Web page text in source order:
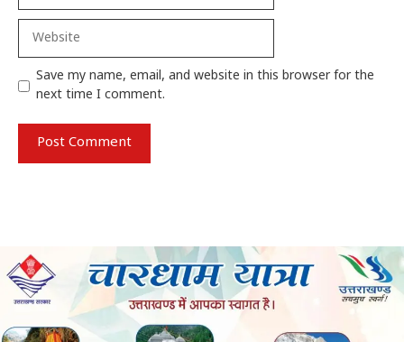
Website
Save my name, email, and website in this browser for the
next time I comment.